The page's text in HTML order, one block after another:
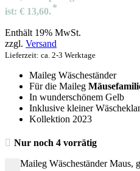
ist: € 13,60.
Enthält 19% MwSt.
zzgl. Versand
Lieferzeit: ca. 2-3 Werktage
Maileg Wäscheständer
Für die Maileg
In wunderschönem Gelb
Inklusive kleiner
Kollektion 2023
Nur noch 4 vorrätig
Maileg Wäscheständer Maus,